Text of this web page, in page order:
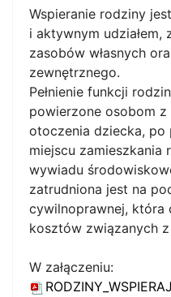
Wspieranie rodziny
i aktywnym udziałem,
zasobów własnych
zewnętrznego.
Pełnienie funkcji
powierzone osobom
otoczenia dziecka, po
miejscu zamieszkania
wywiadu
zatrudniona jest na
cywilnoprawnej, która
kosztów związanych
W załączeniu: